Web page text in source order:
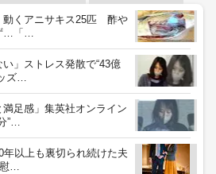
動くアニサキス25匹 酢や
…「…
い」ストレス発散で“43億
ズ…
満足感」集英社オンライン
”…
以上も裏切られ続けた夫
慰…